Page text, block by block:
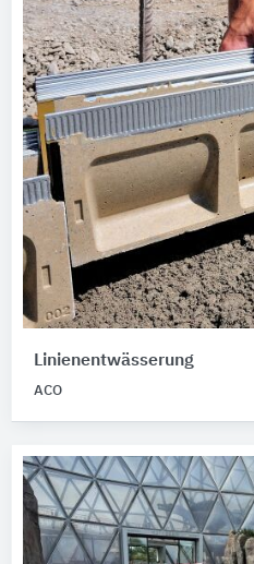
Linienentwässerung
ACO